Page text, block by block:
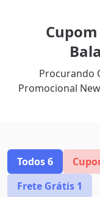
Procurando
Promocional
Todos6
Frete Grátis 1